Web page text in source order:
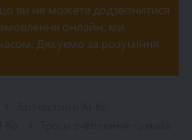
ви не можете додзвонитися
онлайн, ми
Дякуємо за розуміння